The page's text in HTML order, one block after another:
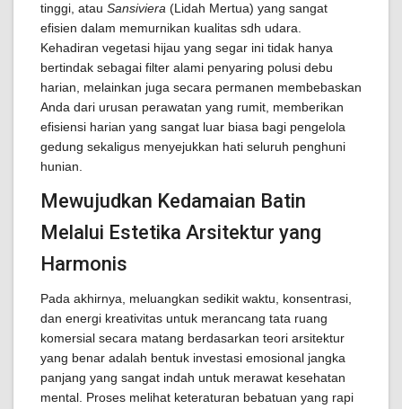
tinggi, atau Sansiviera (Lidah Mertua) yang sangat
efisien dalam memurnikan kualitas sdh udara.
Kehadiran vegetasi hijau yang segar ini tidak hanya
bertindak sebagai filter alami penyaring polusi debu
harian, melainkan juga secara permanen membebaskan
Anda dari urusan perawatan yang rumit, memberikan
efisiensi harian yang sangat luar biasa bagi pengelola
gedung sekaligus menyejukkan hati seluruh penghuni
hunian.
Mewujudkan Kedamaian Batin
Melalui Estetika Arsitektur yang
Harmonis
Pada akhirnya, meluangkan sedikit waktu, konsentrasi,
dan energi kreativitas untuk merancang tata ruang
komersial secara matang berdasarkan teori arsitektur
yang benar adalah bentuk investasi emosional jangka
panjang yang sangat indah untuk merawat kesehatan
mental. Proses melihat keteraturan bebatuan yang rapi